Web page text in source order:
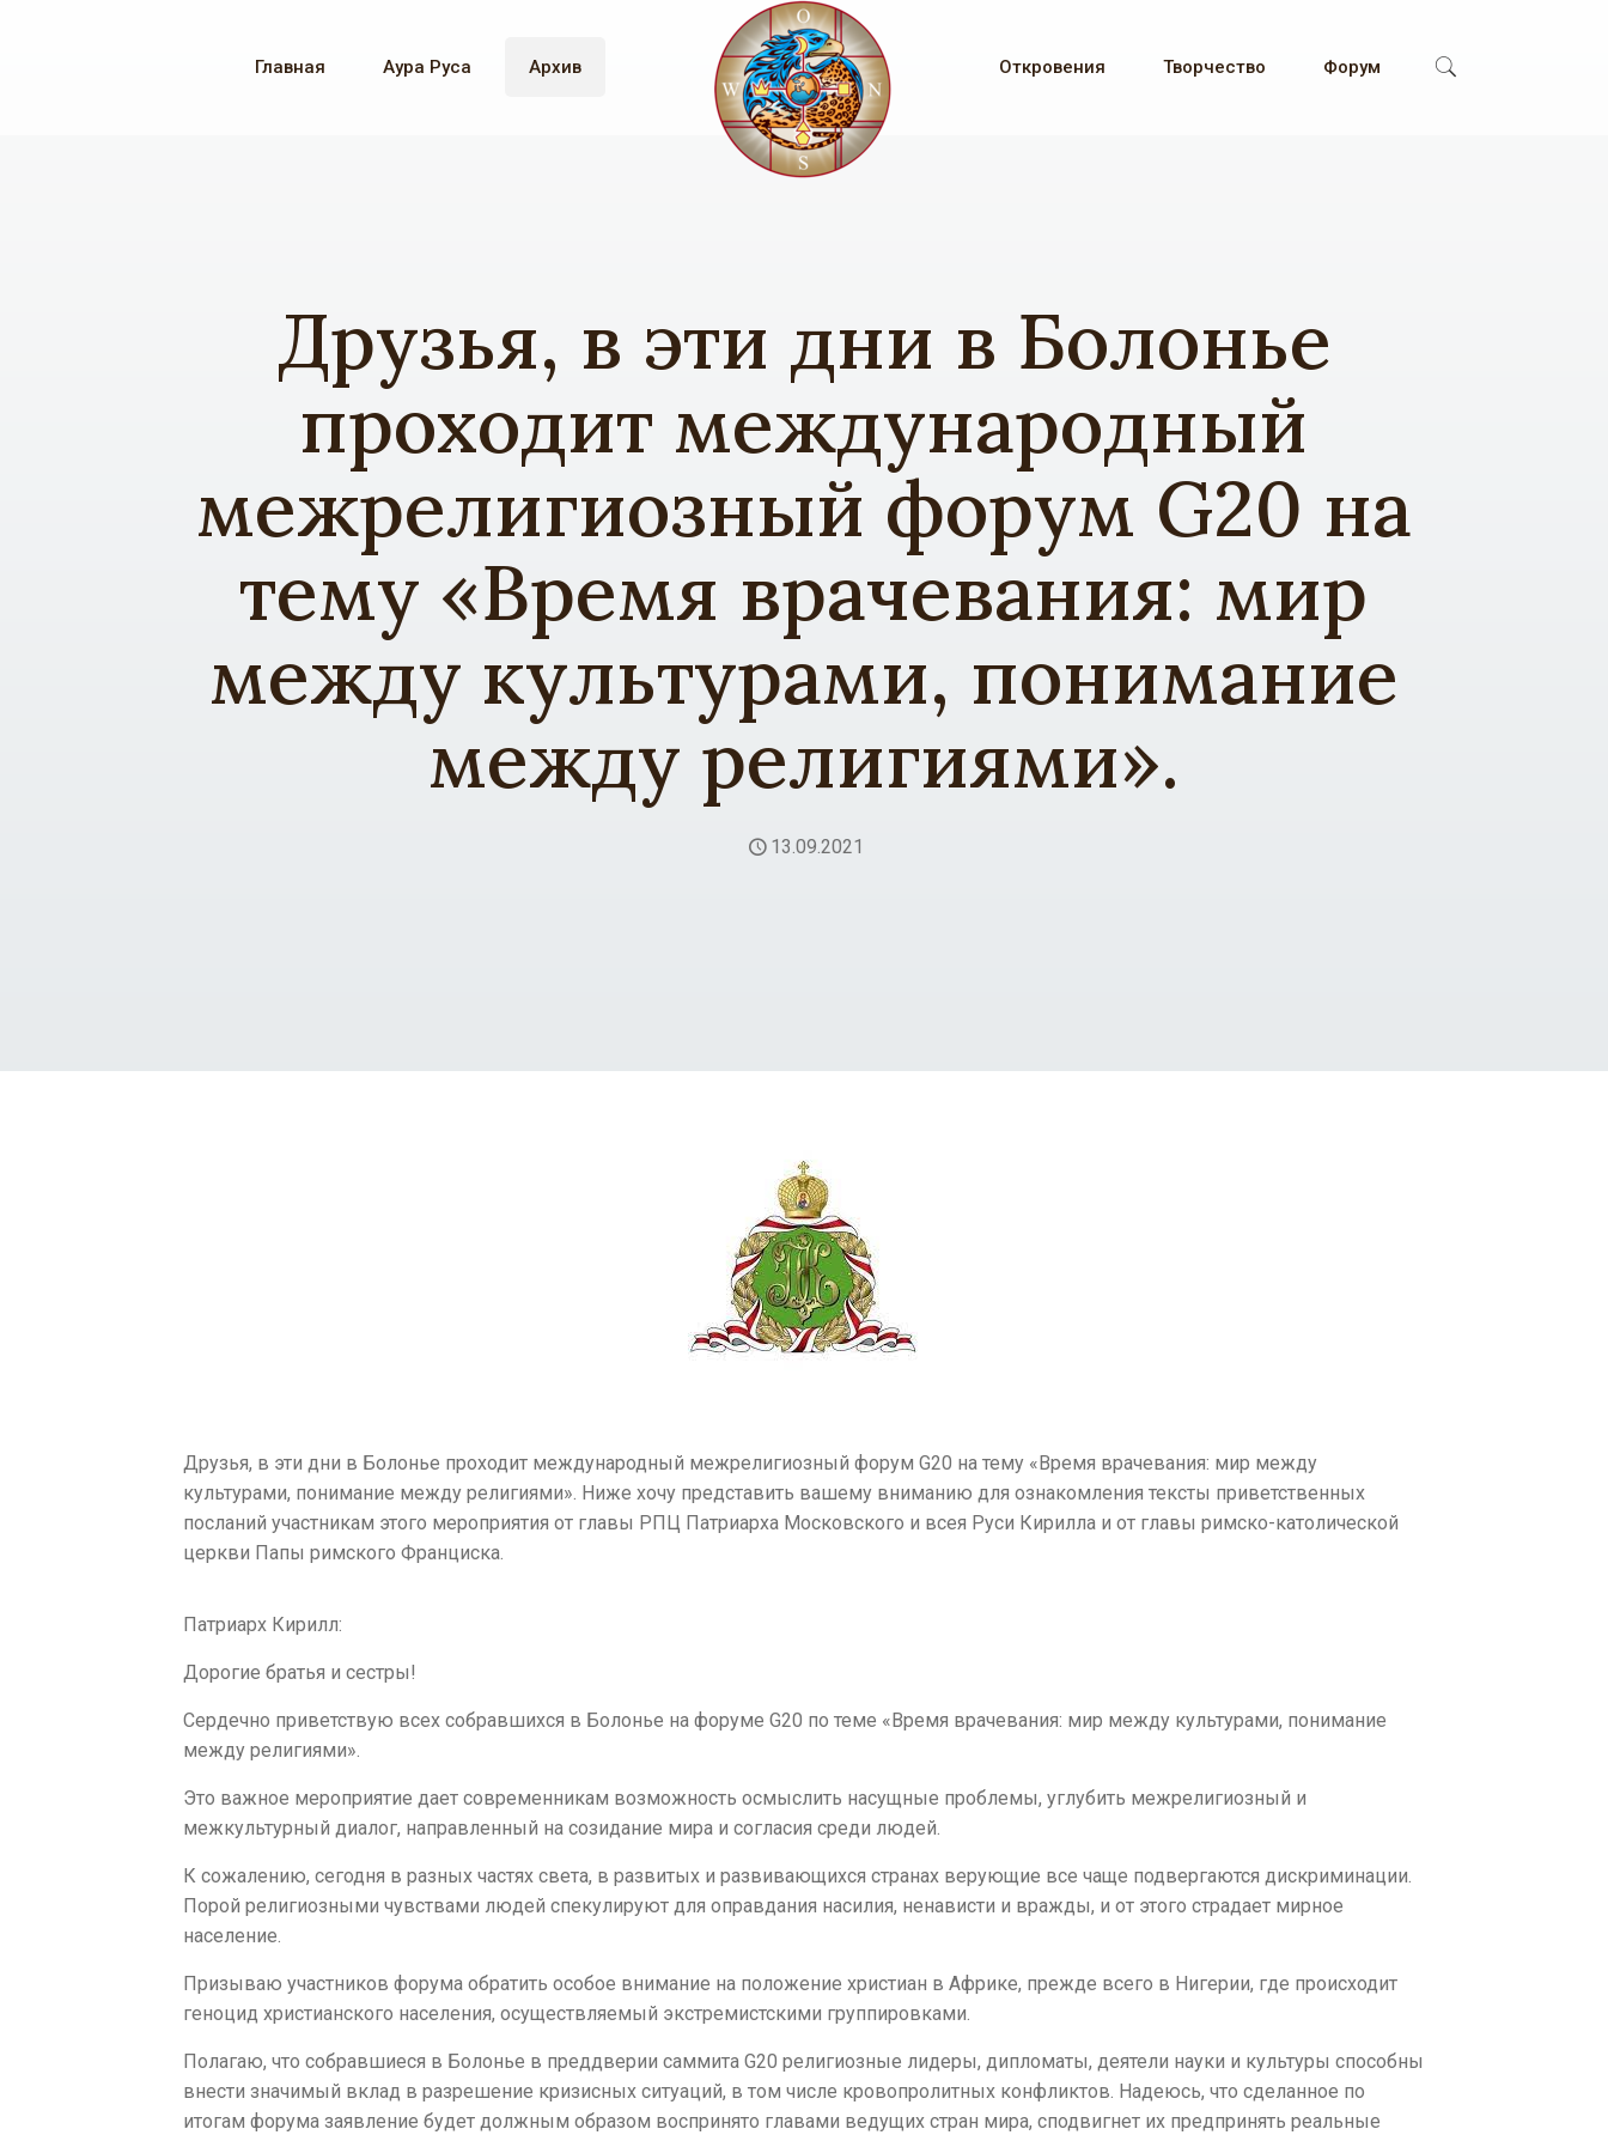
Главная Аура Руса Архив Откровения Творчество Форум
Друзья, в эти дни в Болонье
проходит международный
межрелигиозный форум G20 на
тему «Время врачевания: мир
между культурами, понимание
между религиями».
13.09.2021
Друзья, в эти дни в Болонье проходит международный межрелигиозный форум G20 на тему «Время врачевания: мир между
культурами, понимание между религиями». Ниже хочу представить вашему вниманию для ознакомления тексты приветственных
посланий участникам этого мероприятия от главы РПЦ Патриарха Московского и всея Руси Кирилла и от главы римско-католической
церкви Папы римского Франциска.
Патриарх Кирилл:
Дорогие братья и сестры!
Сердечно приветствую всех собравшихся в Болонье на форуме G20 по теме «Время врачевания: мир между культурами, понимание
между религиями».
Это важное мероприятие дает современникам возможность осмыслить насущные проблемы, углубить межрелигиозный и
межкультурный диалог, направленный на созидание мира и согласия среди людей.
К сожалению, сегодня в разных частях света, в развитых и развивающихся странах верующие все чаще подвергаются дискриминации.
Порой религиозными чувствами людей спекулируют для оправдания насилия, ненависти и вражды, и от этого страдает мирное
население.
Призываю участников форума обратить особое внимание на положение христиан в Африке, прежде всего в Нигерии, где происходит
геноцид христианского населения, осуществляемый экстремистскими группировками.
Полагаю, что собравшиеся в Болонье в преддверии саммита G20 религиозные лидеры, дипломаты, деятели науки и культуры способны
внести значимый вклад в разрешение кризисных ситуаций, в том числе кровопролитных конфликтов. Надеюсь, что сделанное по
итогам форума заявление будет должным образом воспринято главами ведущих стран мира, сподвигнет их предпринять реальные